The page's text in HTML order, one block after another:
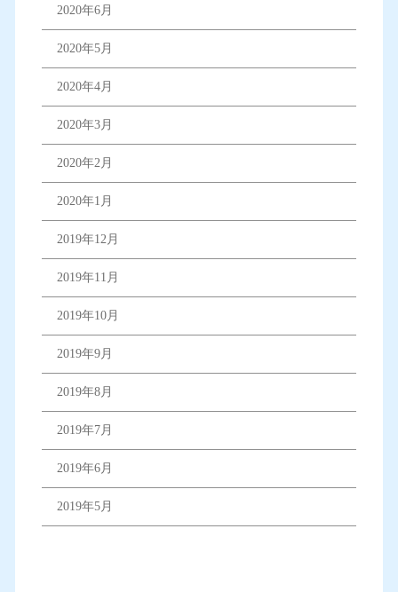
2020年6月
2020年5月
2020年4月
2020年3月
2020年2月
2020年1月
2019年12月
2019年11月
2019年10月
2019年9月
2019年8月
2019年7月
2019年6月
2019年5月